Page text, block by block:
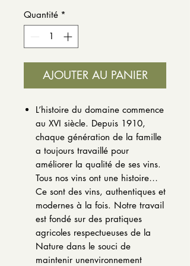
Quantité *
AJOUTER AU PANIER
L’histoire du domaine commence
au XVI siècle. Depuis 1910,
chaque génération de la famille
a toujours travaillé pour
améliorer la qualité de ses vins.
Tous nos vins ont une histoire…
Ce sont des vins, authentiques et
modernes à la fois. Notre travail
est fondé sur des pratiques
agricoles respectueuses de la
Nature dans le souci de
maintenir unenvironnement